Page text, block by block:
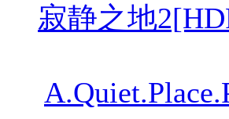
寂静之地